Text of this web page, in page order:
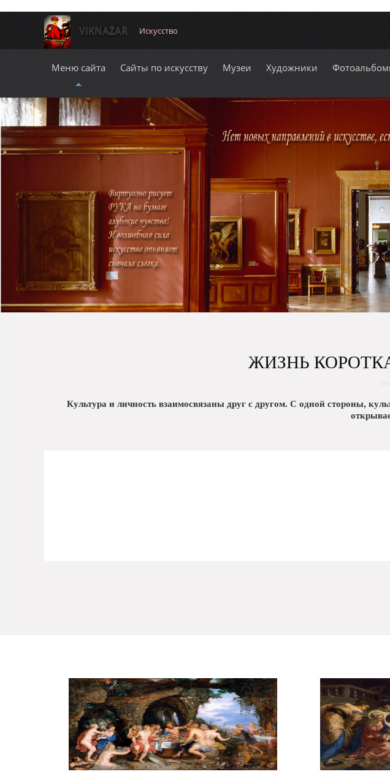
VIKNAZAR Искусство
Меню сайта Сайты по искусству Музеи Художники
ЖИЗНЬ
Культура и личность взаимосвязаны друг с другом. С одной стороны,